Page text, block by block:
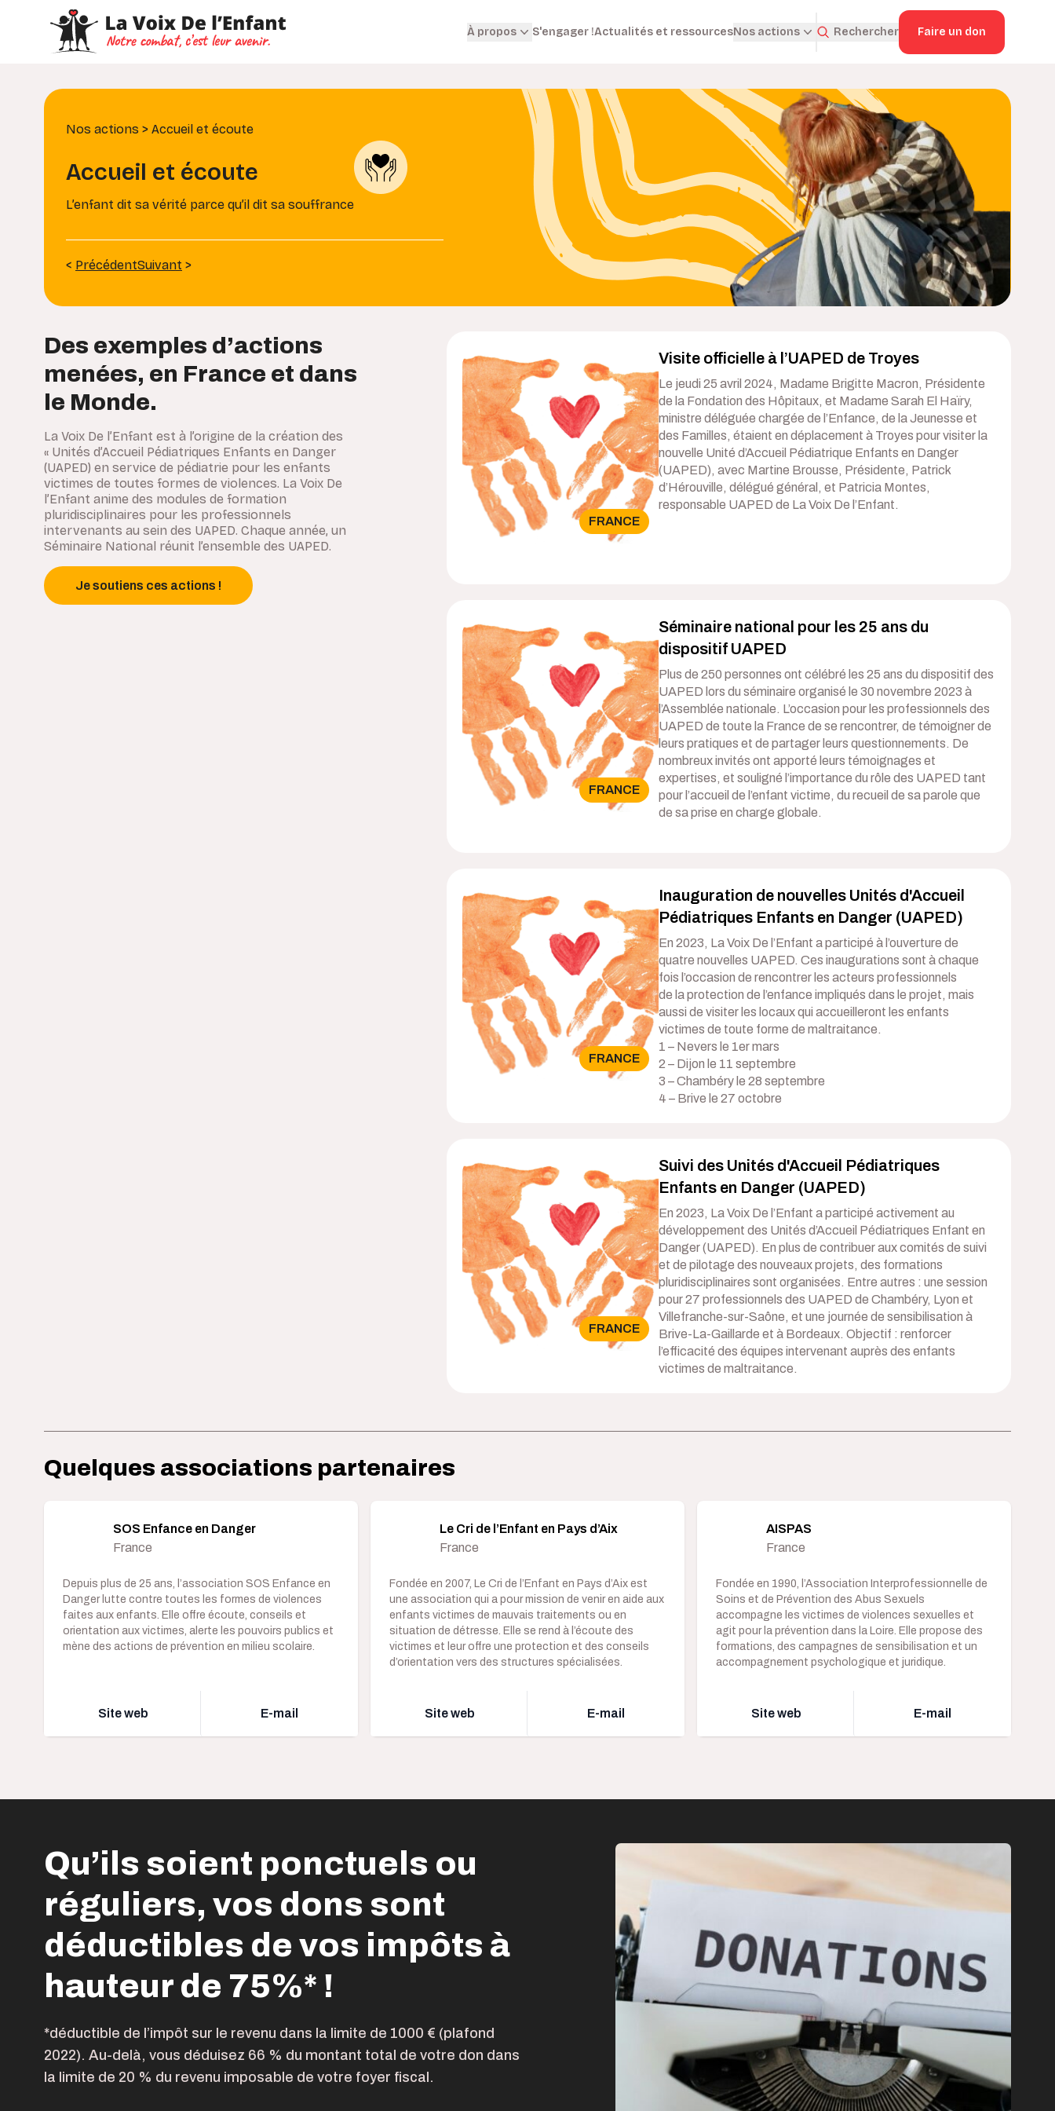
À propos S'engager !Actualités et ressourcesNos actions Rechercher Faire un don
Nos actions > Accueil et écoute
Accueil et écoute
L’enfant dit sa vérité parce qu’il dit sa souffrance
< PrécédentSuivant >
Des exemples d’actions
menées, en France et dans
le Monde.
La Voix De l’Enfant est à l’origine de la création des
« Unités d’Accueil Pédiatriques Enfants en Danger
(UAPED) en service de pédiatrie pour les enfants
victimes de toutes formes de violences. La Voix De
l’Enfant anime des modules de formation
pluridisciplinaires pour les professionnels
intervenants au sein des UAPED. Chaque année, un
Séminaire National réunit l’ensemble des UAPED.
Je soutiens ces actions !
FRANCE
Visite officielle à l’UAPED de Troyes
Le jeudi 25 avril 2024, Madame Brigitte Macron, Présidente
de la Fondation des Hôpitaux, et Madame Sarah El Haïry,
ministre déléguée chargée de l’Enfance, de la Jeunesse et
des Familles, étaient en déplacement à Troyes pour visiter la
nouvelle Unité d’Accueil Pédiatrique Enfants en Danger
(UAPED), avec Martine Brousse, Présidente, Patrick
d’Hérouville, délégué général, et Patricia Montes,
responsable UAPED de La Voix De l’Enfant.
FRANCE
Séminaire national pour les 25 ans du
dispositif UAPED
Plus de 250 personnes ont célébré les 25 ans du dispositif des
UAPED lors du séminaire organisé le 30 novembre 2023 à
l’Assemblée nationale. L’occasion pour les professionnels des
UAPED de toute la France de se rencontrer, de témoigner de
leurs pratiques et de partager leurs questionnements. De
nombreux invités ont apporté leurs témoignages et
expertises, et souligné l’importance du rôle des UAPED tant
pour l’accueil de l’enfant victime, du recueil de sa parole que
de sa prise en charge globale.
FRANCE
Inauguration de nouvelles Unités d'Accueil
Pédiatriques Enfants en Danger (UAPED)
En 2023, La Voix De l’Enfant a participé à l’ouverture de
quatre nouvelles UAPED. Ces inaugurations sont à chaque
fois l’occasion de rencontrer les acteurs professionnels
de la protection de l’enfance impliqués dans le projet, mais
aussi de visiter les locaux qui accueilleront les enfants
victimes de toute forme de maltraitance.
1 – Nevers le 1er mars
2 – Dijon le 11 septembre
3 – Chambéry le 28 septembre
4 – Brive le 27 octobre
FRANCE
Suivi des Unités d'Accueil Pédiatriques
Enfants en Danger (UAPED)
En 2023, La Voix De l’Enfant a participé activement au
développement des Unités d’Accueil Pédiatriques Enfant en
Danger (UAPED). En plus de contribuer aux comités de suivi
et de pilotage des nouveaux projets, des formations
pluridisciplinaires sont organisées. Entre autres : une session
pour 27 professionnels des UAPED de Chambéry, Lyon et
Villefranche-sur-Saône, et une journée de sensibilisation à
Brive-La-Gaillarde et à Bordeaux. Objectif : renforcer
l’efficacité des équipes intervenant auprès des enfants
victimes de maltraitance.
Quelques associations partenaires
SOS Enfance en Danger
France
Depuis plus de 25 ans, l’association SOS Enfance en
Danger lutte contre toutes les formes de violences
faites aux enfants. Elle offre écoute, conseils et
orientation aux victimes, alerte les pouvoirs publics et
mène des actions de prévention en milieu scolaire.
Site web E-mail
Le Cri de l’Enfant en Pays d’Aix
France
Fondée en 2007, Le Cri de l’Enfant en Pays d’Aix est
une association qui a pour mission de venir en aide aux
enfants victimes de mauvais traitements ou en
situation de détresse. Elle se rend à l’écoute des
victimes et leur offre une protection et des conseils
d’orientation vers des structures spécialisées.
Site web E-mail
AISPAS
France
Fondée en 1990, l’Association Interprofessionnelle de
Soins et de Prévention des Abus Sexuels
accompagne les victimes de violences sexuelles et
agit pour la prévention dans la Loire. Elle propose des
formations, des campagnes de sensibilisation et un
accompagnement psychologique et juridique.
Site web E-mail
Qu’ils soient ponctuels ou
réguliers, vos dons sont
déductibles de vos impôts à
hauteur de 75%* !
*déductible de l’impôt sur le revenu dans la limite de 1000 € (plafond
2022). Au-delà, vous déduisez 66 % du montant total de votre don dans
la limite de 20 % du revenu imposable de votre foyer fiscal.